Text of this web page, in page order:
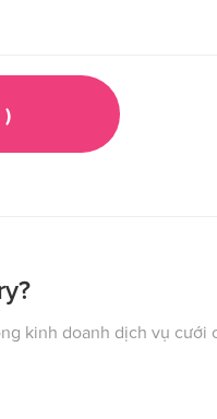
)
kinh doanh dịch vụ cưới